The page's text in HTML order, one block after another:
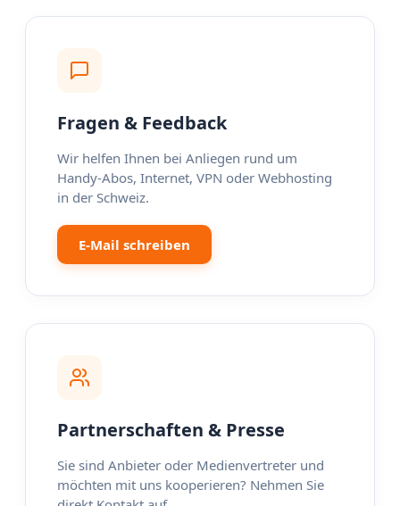
Fragen & Feedback
Wir helfen Ihnen bei Anliegen rund um
Handy-Abos, Internet, VPN oder Webhosting
in der Schweiz.
E-Mail schreiben
Partnerschaften & Presse
Sie sind Anbieter oder Medienvertreter und
möchten mit uns kooperieren? Nehmen Sie